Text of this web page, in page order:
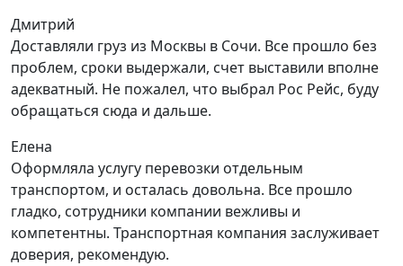
Дмитрий
Доставляли груз из Москвы в Сочи. Все прошло без
проблем, сроки выдержали, счет выставили вполне
адекватный. Не пожалел, что выбрал Рос Рейс, буду
обращаться сюда и дальше.
Елена
Оформляла услугу перевозки отдельным
транспортом, и осталась довольна. Все прошло
гладко, сотрудники компании вежливы и
компетентны. Транспортная компания заслуживает
доверия, рекомендую.